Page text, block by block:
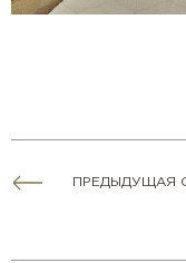
ПРЕДЫДУЩАЯ